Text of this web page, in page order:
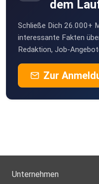
Produktion: Melanie Avis
Musik: Elly Eichhoff c/o
dem
Schließe Dich 26.000+
interessante Fakten
Redaktion, Job-
Zur
Unternehmen